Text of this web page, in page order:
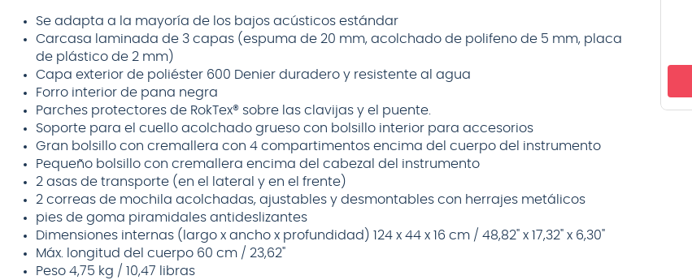
Se adapta a la mayoría de los bajos acústicos estándar
Carcasa laminada de 3 capas (espuma de 20 mm, acolchado de polifeno de 5 mm, placa
de plástico de 2 mm)
Capa exterior de poliéster 600 Denier duradero y resistente al agua
Forro interior de pana negra
Parches protectores de RokTex® sobre las clavijas y el puente.
Soporte para el cuello acolchado grueso con bolsillo interior para accesorios
Gran bolsillo con cremallera con 4 compartimentos encima del cuerpo del instrumento
Pequeño bolsillo con cremallera encima del cabezal del instrumento
2 asas de transporte (en el lateral y en el frente)
2 correas de mochila acolchadas, ajustables y desmontables con herrajes metálicos
pies de goma piramidales antideslizantes
Dimensiones internas (largo x ancho x profundidad) 124 x 44 x 16 cm / 48,82" x 17,32" x 6,30"
Máx. longitud del cuerpo 60 cm / 23,62"
Peso 4,75 kg / 10,47 libras